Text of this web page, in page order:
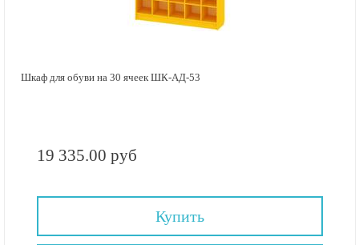
Шкаф для обуви на 30 ячеек ШК-АД-53
19 335.00 руб
Купить